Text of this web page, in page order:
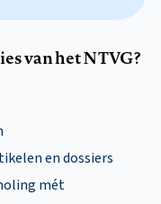
van het NTVG?
en dossiers
mét